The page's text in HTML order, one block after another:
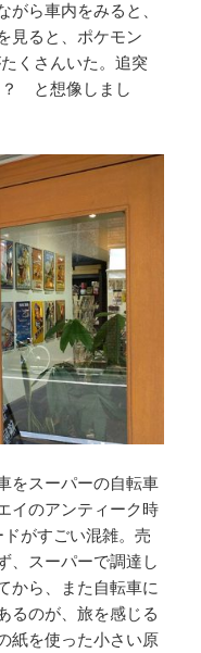
がら車内をみると、
見ると、ポケモン
くさんいた。追突
？ と想像しまし
をスーパーの自転車
イのアンティーク時
がすごい混雑。売
、スーパーで調達し
から、また自転車に
るのが、旅を感じる
紙を使った小さい原